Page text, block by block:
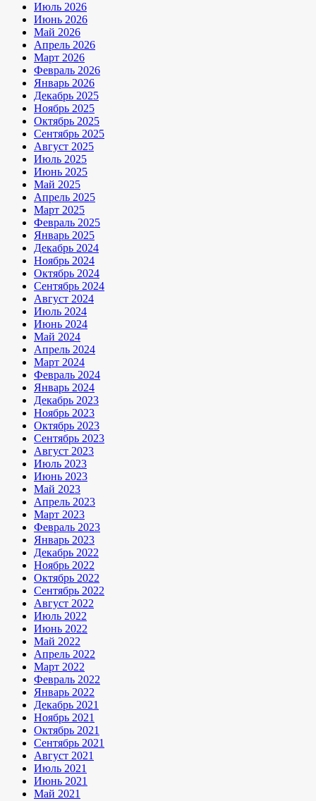
Июль 2026
Июнь 2026
Май 2026
Апрель 2026
Март 2026
Февраль 2026
Январь 2026
Декабрь 2025
Ноябрь 2025
Октябрь 2025
Сентябрь 2025
Август 2025
Июль 2025
Июнь 2025
Май 2025
Апрель 2025
Март 2025
Февраль 2025
Январь 2025
Декабрь 2024
Ноябрь 2024
Октябрь 2024
Сентябрь 2024
Август 2024
Июль 2024
Июнь 2024
Май 2024
Апрель 2024
Март 2024
Февраль 2024
Январь 2024
Декабрь 2023
Ноябрь 2023
Октябрь 2023
Сентябрь 2023
Август 2023
Июль 2023
Июнь 2023
Май 2023
Апрель 2023
Март 2023
Февраль 2023
Январь 2023
Декабрь 2022
Ноябрь 2022
Октябрь 2022
Сентябрь 2022
Август 2022
Июль 2022
Июнь 2022
Май 2022
Апрель 2022
Март 2022
Февраль 2022
Январь 2022
Декабрь 2021
Ноябрь 2021
Октябрь 2021
Сентябрь 2021
Август 2021
Июль 2021
Июнь 2021
Май 2021